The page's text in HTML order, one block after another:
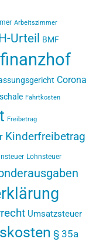
Arbeitszimmer
Urteil BMF
Corona
Fahrtkosten
Freibetrag
Kinderfreibetrag
Lohnsteuer
Umsatzsteuer
§ 35a